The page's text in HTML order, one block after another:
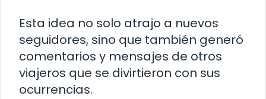
Esta idea no solo atrajo a nuevos
seguidores, sino que también generó
comentarios y mensajes de otros
viajeros que se divirtieron con sus
ocurrencias.